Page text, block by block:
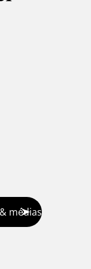
médias